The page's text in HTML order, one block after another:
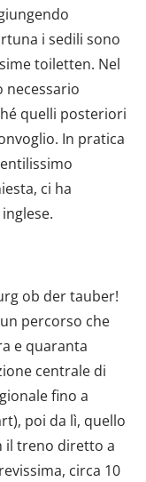
i sedili sono
toiletten. Nel
necessario
quelli posteriori
In pratica
ci ha
ob der tauber!
percorso che
e quaranta
centrale di
fino a
poi da lì, quello
il treno diretto a
circa 10